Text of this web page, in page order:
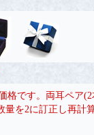
格です。両耳ペア(2
を2に訂正し再計